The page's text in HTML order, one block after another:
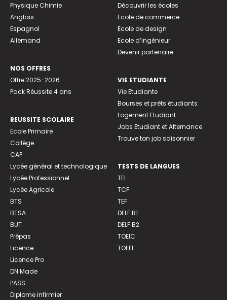
Physique Chimie
Anglais
Espagnol
Allemand
NOS OFFRES
Offre 2025-2026
Pack Réussite 4 ans
REUSSITE SCOLAIRE
Ecole Primaire
Collège
CAP
Lycée général et technologique
Lycée Professionnel
Lycée Agricole
BTS
BTSA
BUT
Prépas
Licence
Licence Pro
DN Made
PASS
Diplome infirmier
Découvrir les écoles
Ecole de commerce
Ecole de design
Ecole d’ingénieur
Devenir partenaire
VIE ETUDIANTE
Vie Etudiante
Bourses et prêts étudiants
Logement Etudiant
Jobs Etudiant et Alternance
Trouve ton job saisonnier
TESTS DE LANGUES
TFI
TCF
TEF
DELF B1
DELF B2
TOEIC
TOEFL